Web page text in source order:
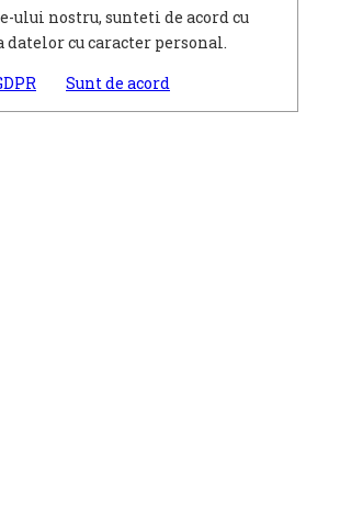
nostru, sunteti de acord cu
cu caracter personal.
Sunt de acord